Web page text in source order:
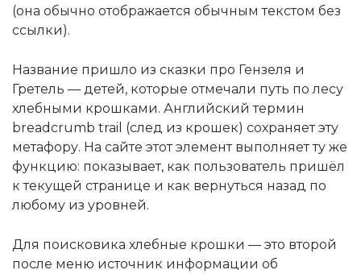
(она обычно отображается обычным текстом без
ссылки).
Название пришло из сказки про Гензеля и
Гретель — детей, которые отмечали путь по лесу
хлебными крошками. Английский термин
breadcrumb trail (след из крошек) сохраняет эту
метафору. На сайте этот элемент выполняет ту же
функцию: показывает, как пользователь пришёл
к текущей странице и как вернуться назад по
любому из уровней.
Для поисковика хлебные крошки — это второй
после меню источник информации об